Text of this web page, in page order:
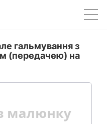
гальмування з
(передачею) на